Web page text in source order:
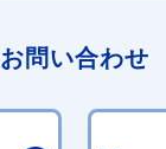
お問い合わせ